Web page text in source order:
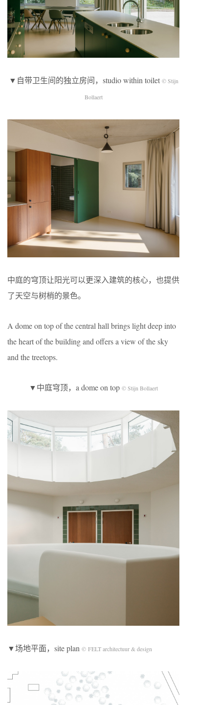
▼自带卫生间的独立房间，studio within toilet© Stijn
Bollaert
中庭的穹顶让阳光可以更深入建筑的核心，也提供
了天空与树梢的景色。
A dome on top of the central hall brings light deep into
the heart of the building and offers a view of the sky
and the treetops.
▼中庭穹顶，a dome on top © Stijn Bollaert
▼场地平面，site plan © FELT architectuur & design